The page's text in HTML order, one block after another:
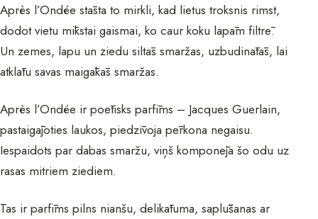
Après l’Ondée stāsta to mirkli, kad lietus troksnis rimst,
dodot vietu mīkstai gaismai, ko caur koku lapām filtrē.
Un zemes, lapu un ziedu siltās smaržas, uzbudinātās, lai
atklātu savas maigākās smaržas.
Après l’Ondée ir poētisks parfīms – Jacques Guerlain,
pastaigājoties laukos, piedzīvoja pērkona negaisu.
Iespaidots par dabas smaržu, viņš komponēja šo odu uz
rasas mitriem ziediem.
Tas ir parfīms pilns nianšu, delikātuma, saplūšanas ar